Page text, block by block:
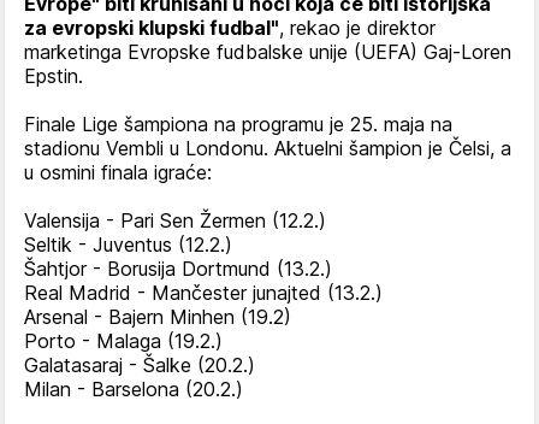
za evropski klupski fudbal", rekao je direktor
marketinga Evropske fudbalske unije (UEFA) Gaj-Loren
Epstin.
Finale Lige šampiona na programu je 25. maja na
stadionu Vembli u Londonu. Aktuelni šampion je Čelsi, a
u osmini finala igraće:
Valensija - Pari Sen Žermen (12.2.)
Seltik - Juventus (12.2.)
Šahtjor - Borusija Dortmund (13.2.)
Real Madrid - Mančester junajted (13.2.)
Arsenal - Bajern Minhen (19.2)
Porto - Malaga (19.2.)
Galatasaraj - Šalke (20.2.)
Milan - Barselona (20.2.)